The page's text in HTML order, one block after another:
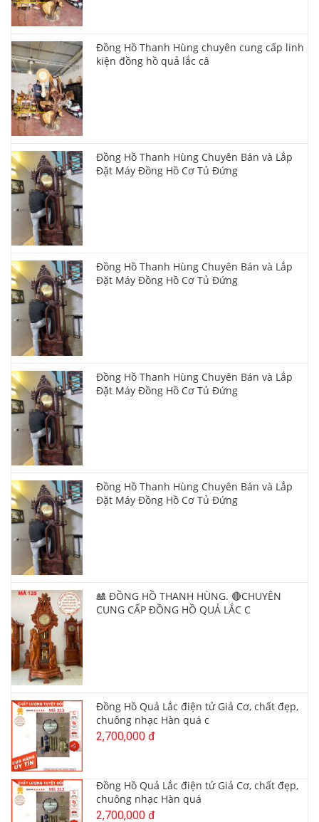
Đồng Hồ Thanh Hùng chuyên cung cấp linh
kiện đồng hồ quả lắc câ
Đồng Hồ Thanh Hùng Chuyên Bán và Lắp
Đặt Máy Đồng Hồ Cơ Tủ Đứng
Đồng Hồ Thanh Hùng Chuyên Bán và Lắp
Đặt Máy Đồng Hồ Cơ Tủ Đứng
Đồng Hồ Thanh Hùng Chuyên Bán và Lắp
Đặt Máy Đồng Hồ Cơ Tủ Đứng
Đồng Hồ Thanh Hùng Chuyên Bán và Lắp
Đặt Máy Đồng Hồ Cơ Tủ Đứng
🎎 ĐỒNG HỒ THANH HÙNG. 🔴CHUYÊN
CUNG CẤP ĐỒNG HỒ QUẢ LẮC C
Đồng Hồ Quả Lắc điện tử Giả Cơ, chất đẹp,
chuông nhạc Hàn quá c
2,700,000 đ
Đồng Hồ Quả Lắc điện tử Giả Cơ, chất đẹp,
chuông nhạc Hàn quá
2,700,000 đ